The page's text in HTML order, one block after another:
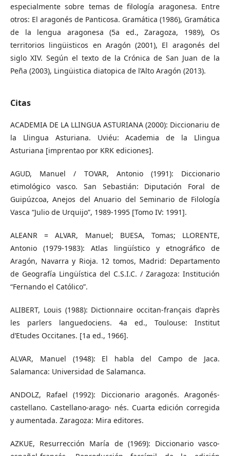
especialmente sobre temas de filología aragonesa. Entre
otros: El aragonés de Panticosa. Gramática (1986), Gramática
de la lengua aragonesa (5a ed., Zaragoza, 1989), Os
territorios lingüisticos en Aragón (2001), El aragonés del
siglo XIV. Según el texto de la Crónica de San Juan de la
Peña (2003), Lingüistica diatopica de l’Alto Aragón (2013).
Citas
ACADEMIA DE LA LLINGUA ASTURIANA (2000): Diccionariu de
la Llingua Asturiana. Uviéu: Academia de la Llingua
Asturiana [imprentao por KRK ediciones].
AGUD, Manuel / TOVAR, Antonio (1991): Diccionario
etimológico vasco. San Sebastián: Diputación Foral de
Guipúzcoa, Anejos del Anuario del Seminario de Filología
Vasca “Julio de Urquijo”, 1989-1995 [Tomo IV: 1991].
ALEANR = ALVAR, Manuel; BUESA, Tomas; LLORENTE,
Antonio (1979-1983): Atlas lingüístico y etnográfico de
Aragón, Navarra y Rioja. 12 tomos, Madrid: Departamento
de Geografía Lingüística del C.S.I.C. / Zaragoza: Institución
“Fernando el Católico”.
ALIBERT, Louis (1988): Dictionnaire occitan-français d’après
les parlers languedociens. 4a ed., Toulouse: Institut
d’Etudes Occitanes. [1a ed., 1966].
ALVAR, Manuel (1948): El habla del Campo de Jaca.
Salamanca: Universidad de Salamanca.
ANDOLZ, Rafael (1992): Diccionario aragonés. Aragonés-
castellano. Castellano-arago- nés. Cuarta edición corregida
y aumentada. Zaragoza: Mira editores.
AZKUE, Resurrección María de (1969): Diccionario vasco-